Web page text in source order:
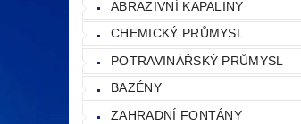
ABRAZIVNÍ KAPALINY
CHEMICKÝ PRŮMYSL
POTRAVINÁŘSKÝ PRŮMYSL
BAZÉNY
ZAHRADNÍ FONTÁNY